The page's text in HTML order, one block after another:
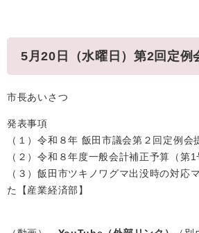
5月20日（水曜日）第2回定例
市長あいさつ
発表事項
（１）令和８年 飯田市議会第２回定例会
（２）令和８年度一般会計補正予算（第1
（３）飯田市ツキノワグマ出没時の対応
た【産業経済部】